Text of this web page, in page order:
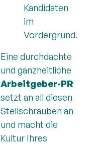
Kandidaten
im
Vordergrund.
Eine durchdachte
und ganzheitliche
Arbeitgeber-PR
setzt an all diesen
Stellschrauben an
und macht die
Kultur Ihres